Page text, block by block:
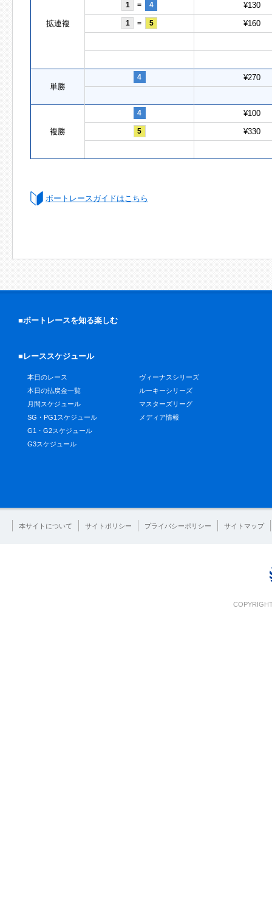
拡連複
1 = 4 ¥130
1 = 5 ¥160
単勝
4 ¥270
複勝
4 ¥100
5 ¥330
ボートレースガイドはこちら
■ボートレースを知る楽しむ
■レーススケジュール
本日のレース
本日の払戻金一覧
月間スケジュール
SG・PG1スケジュール
G1・G2スケジュール
G3スケジュール
ヴィーナスシリーズ
ルーキーシリーズ
マスターズリーグ
メディア情報
本サイトについて サイトポリシー プライバシーポリシー サイトマップ